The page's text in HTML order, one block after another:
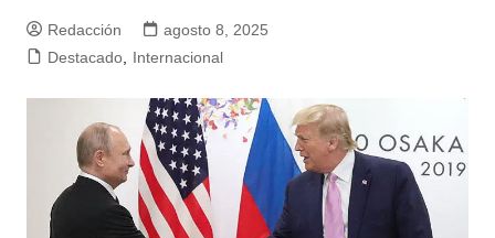
Redacción
agosto 8, 2025
Destacado, Internacional